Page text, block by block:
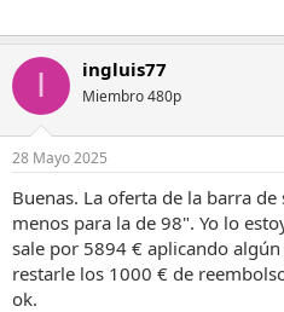
I ingluis77
Miembro 480p
28 Mayo 2025
Buenas. La oferta de la barra
menos para la de 98". Yo lo
sale por 5894 € aplicando
restarle los 1000 € de
ok.